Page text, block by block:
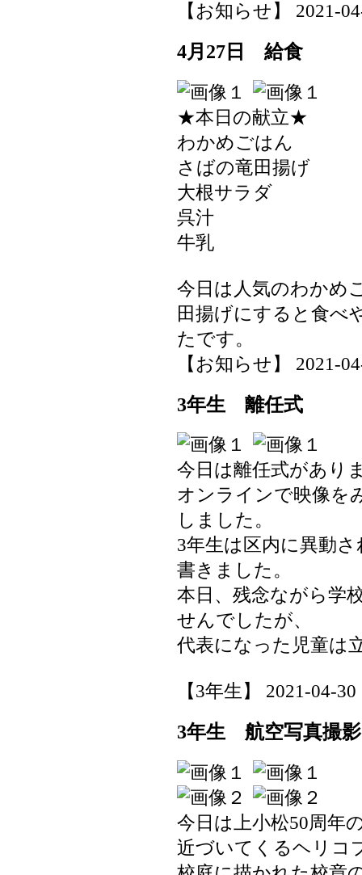
【お知らせ】 2021-
4月27日 給食
★本日の献立★
わかめごはん
さばの竜田揚げ
大根サラダ
呉汁
牛乳
今日は人気のわかめ
田揚げにすると食べ
たです。
【お知らせ】 2021-
3年生 離任式
今日は離任式があり
オンラインで映像を
しました。
3年生は区内に異動
書きました。
本日、残念ながら学
せんでしたが、
代表になった児童は
【3年生】 2021-04-
3年生 航空写真撮影
今日は上小松50周年
近づいてくるヘリコ